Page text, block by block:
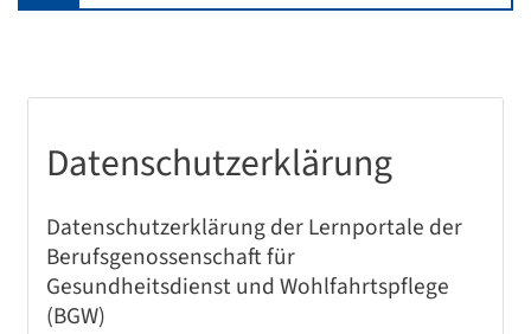
Datenschutzerklärung
Datenschutzerklärung der Lernportale der
Berufsgenossenschaft für
Gesundheitsdienst und Wohlfahrtspflege
(BGW)